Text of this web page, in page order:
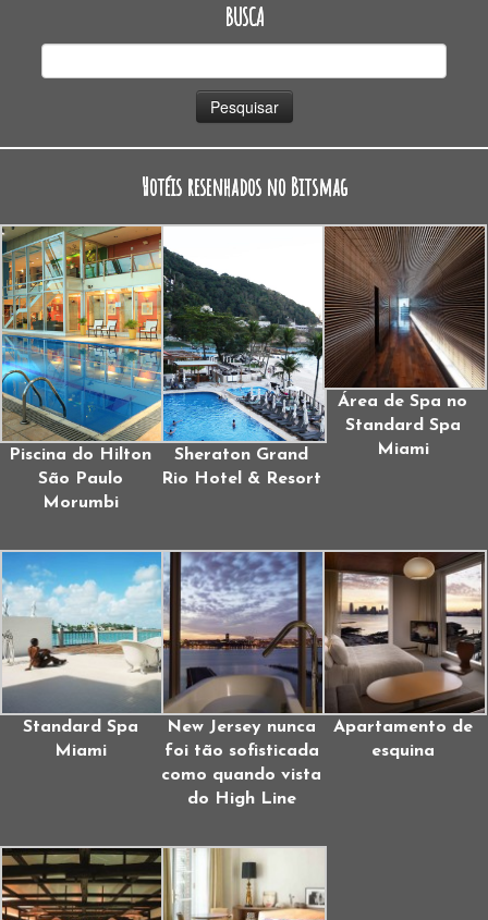
BUSCA
Hotéis resenhados no Bitsmag
Piscina do Hilton
São Paulo
Morumbi
Sheraton Grand
Rio Hotel & Resort
Área de Spa no
Standard Spa
Miami
Standard Spa
Miami
New Jersey nunca
foi tão sofisticada
como quando vista
do High Line
Apartamento de
esquina